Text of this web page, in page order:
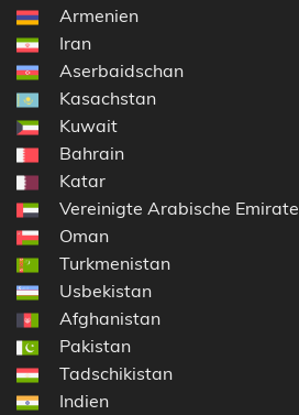
Armenien
Iran
Aserbaidschan
Kasachstan
Kuwait
Bahrain
Katar
Vereinigte Arabische Emirate
Oman
Turkmenistan
Usbekistan
Afghanistan
Pakistan
Tadschikistan
Indien